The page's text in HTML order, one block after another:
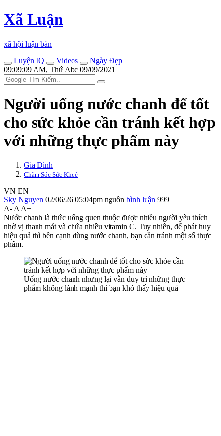
Xã Luận
xã hội luận bàn
Luyện IQ
Videos
Ngày Đẹp
09:09:09 AM, Thứ Abc 09/09/2021
Người uống nước chanh để tốt
cho sức khỏe cần tránh kết hợp
với những thực phẩm này
Gia Đình
Chăm Sóc Sức Khoẻ
VN EN
Sky Nguyen 02/06/26 05:04pm nguồn bình luận 999
A- A A+
Nước chanh là thức uống quen thuộc được nhiều người yêu thích
nhờ vị thanh mát và chứa nhiều vitamin C. Tuy nhiên, để phát huy
hiệu quả thì bên cạnh dùng nước chanh, bạn cần tránh một số thực
phẩm.
Uống nước chanh nhưng lại vẫn duy trì những thực
phẩm không lành mạnh thì bạn khó thấy hiệu quả